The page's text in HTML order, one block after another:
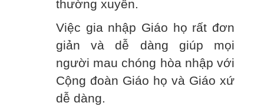
thường xuyên.
Việc gia nhập Giáo họ rất đơn
giản và dễ dàng giúp mọi
người mau chóng hòa nhập với
Cộng đoàn Giáo họ và Giáo xứ
dễ dàng.